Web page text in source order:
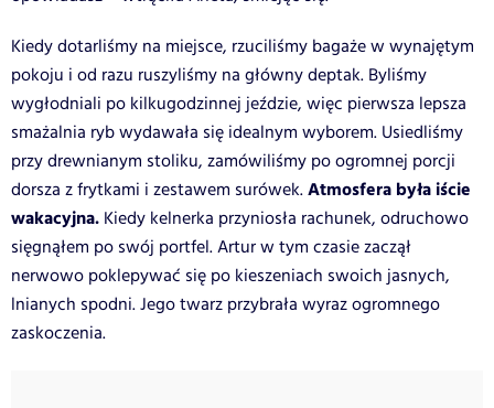
Kiedy dotarliśmy na miejsce, rzuciliśmy bagaże w wynajętym
pokoju i od razu ruszyliśmy na główny deptak. Byliśmy
wygłodniali po kilkugodzinnej jeździe, więc pierwsza lepsza
smażalnia ryb wydawała się idealnym wyborem. Usiedliśmy
przy drewnianym stoliku, zamówiliśmy po ogromnej porcji
dorsza z frytkami i zestawem surówek.Atmosfera była iście
wakacyjna. Kiedy kelnerka przyniosła rachunek, odruchowo
sięgnąłem po swój portfel. Artur w tym czasie zaczął
nerwowo poklepywać się po kieszeniach swoich jasnych,
lnianych spodni. Jego twarz przybrała wyraz ogromnego
zaskoczenia.